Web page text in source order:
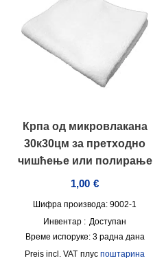
Крпа од микровлакана
30к30цм за претходно
чишћење или полирање
1,00 €
Шифра производа: 9002-1
Инвентар : Доступан
Време испоруке: 3 радна дана
incl. VAT плус поштарина